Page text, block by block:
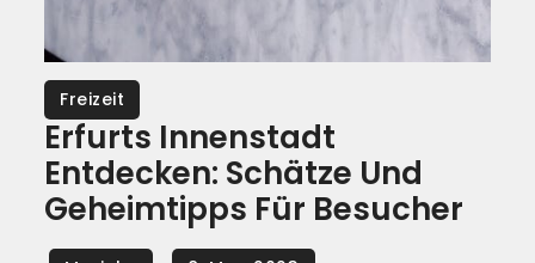
Freizeit
Erfurts Innenstadt
Entdecken: Schätze Und
Geheimtipps Für Besucher